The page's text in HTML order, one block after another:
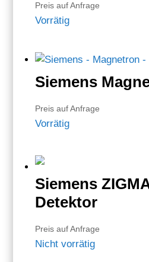
Preis auf Anfrage
Vorrätig
Siemens
Preis auf Anfrage
Vorrätig
Siemens
Detektor
Preis auf Anfrage
Nicht vorrätig